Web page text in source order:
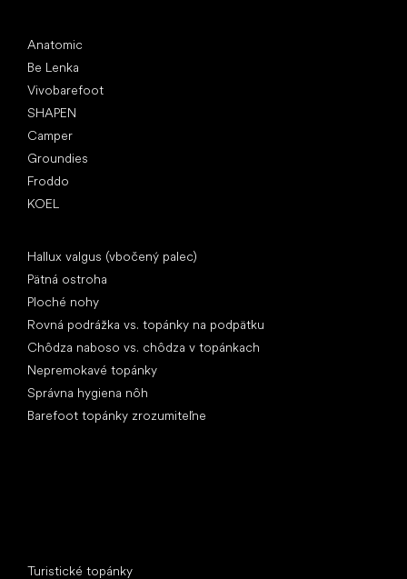
Anatomic
Be Lenka
Vivobarefoot
SHAPEN
Camper
Groundies
Froddo
KOEL
Hallux valgus (vbočený palec)
Pätná ostroha
Ploché nohy
Rovná podrážka vs. topánky na podpätku
Chôdza naboso vs. chôdza v topánkach
Nepremokavé topánky
Správna hygiena nôh
Barefoot topánky zrozumiteľne
Turistické topánky